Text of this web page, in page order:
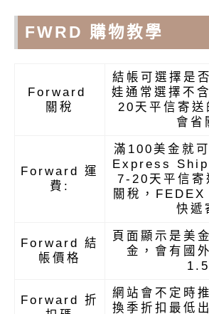
FWRD 購物教學
Forward
關稅
結帳可選擇是
娃通常選擇不
20天平信寄送
會省
Forward 運
費:
滿100美金就
Express
7-20天平信寄
關稅，FEDEX
快遞
Forward 結
帳價格
頁面顯示是美
金，會有國
Forward 折
網站會不定時
換季折扣最低